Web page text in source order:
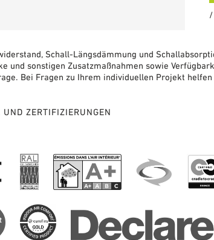
/
Schall-Längsdämmung und
und sonstigen Zusatzmaßnahmen sowie
Bei Fragen zu Ihrem individuellen Projekt
UND ZERTIFIZIERUNGEN